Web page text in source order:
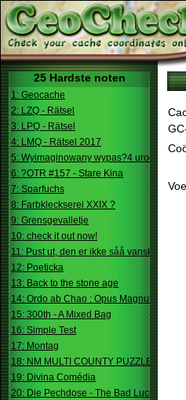
25 Hardste noten
1: Geocache
2: LZQ - Rätsel
3: LPQ - Rätsel
4: LMQ - Rätsel 2017
5: Wyimaginowany wypas?4 urodziny
6: ?OTR #157 - Stare Kina
7: Sparfuchs
8: Farbkleckserei XXIX ?
9: Grensgevalletje
10: check it out now!
11: Pust ut, den er ikke såå vanskelig.
12: Poeticka
13: Back to the stone age
14: Ordo ab Chao : Opus Magnum
15: 300th - A Mixed Bag
16: Simple Test
17: Montag
18: NM MULTI COUNTY PUZZLE
19: Divina Comédia
20: Die Pechdose - The Bad Luck Box